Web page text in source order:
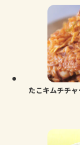
たこキムチチ